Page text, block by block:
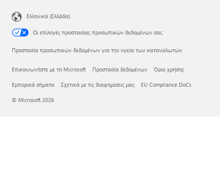
Ελληνικά (Ελλάδα)
Οι επιλογές προστασίας προσωπικών δεδομένων σας
Προστασία προσωπικών δεδομένων για την υγεία των καταναλωτών
Επικοινωνήστε με τη Microsoft Προστασία δεδομένων Όροι χρήσης
Εμπορικά σήματα Σχετικά με τις διαφημίσεις μας EU Compliance DoCs
© Microsoft 2026